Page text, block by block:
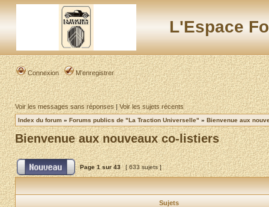
L'Espace
Connexion M’enregistrer
Voir les messages sans réponses|Voir les sujets récents
Index du forum » Forums publics de "La Traction Universelle" » Bienvenue aux
Bienvenue aux nouveaux co-listiers
Page1sur43 [ 633 sujets ]
Sujets